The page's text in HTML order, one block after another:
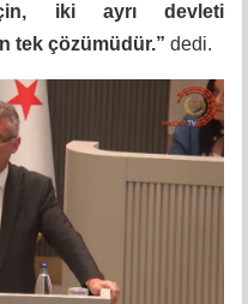
için, iki ayrı devleti
tek çözümüdür.” dedi.